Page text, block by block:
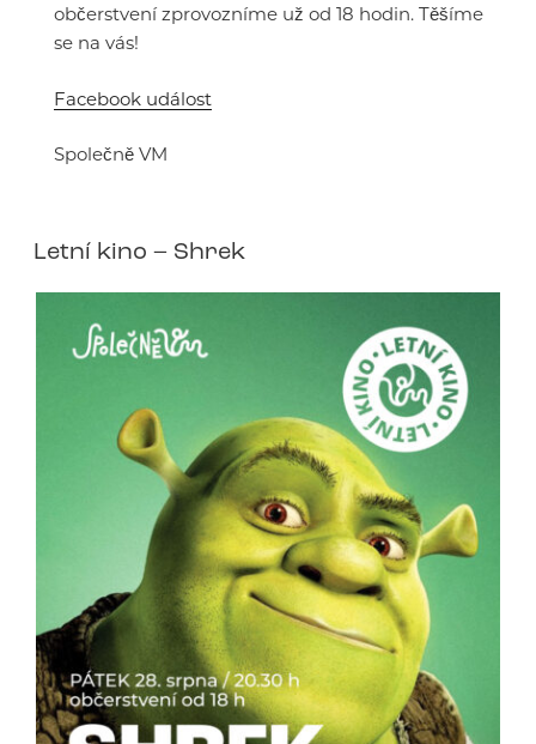
občerstvení zprovozníme už od 18 hodin. Těšíme
se na vás!
Facebook událost
Společně VM
Letní kino – Shrek